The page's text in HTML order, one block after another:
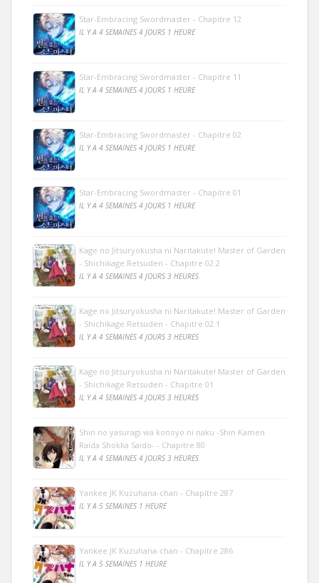
Star-Embracing Swordmaster - Chapitre 12
IL Y A 4 SEMAINES 4 JOURS 1 HEURE
Star-Embracing Swordmaster - Chapitre 11
IL Y A 4 SEMAINES 4 JOURS 1 HEURE
Star-Embracing Swordmaster - Chapitre 02
IL Y A 4 SEMAINES 4 JOURS 1 HEURE
Star-Embracing Swordmaster - Chapitre 01
IL Y A 4 SEMAINES 4 JOURS 1 HEURE
Kage no Jitsuryokusha ni Naritakute! Master of Garden
- Shichikage Retsuden - Chapitre 02.2
IL Y A 4 SEMAINES 4 JOURS 3 HEURES
Kage no Jitsuryokusha ni Naritakute! Master of Garden
- Shichikage Retsuden - Chapitre 02.1
IL Y A 4 SEMAINES 4 JOURS 3 HEURES
Kage no Jitsuryokusha ni Naritakute! Master of Garden
- Shichikage Retsuden - Chapitre 01
IL Y A 4 SEMAINES 4 JOURS 3 HEURES
Shin no yasuragi wa konoyo ni naku -Shin Kamen
Raida Shokka Saido- - Chapitre 80
IL Y A 4 SEMAINES 4 JOURS 3 HEURES
Yankee JK Kuzuhana-chan - Chapitre 287
IL Y A 5 SEMAINES 1 HEURE
Yankee JK Kuzuhana-chan - Chapitre 286
IL Y A 5 SEMAINES 1 HEURE